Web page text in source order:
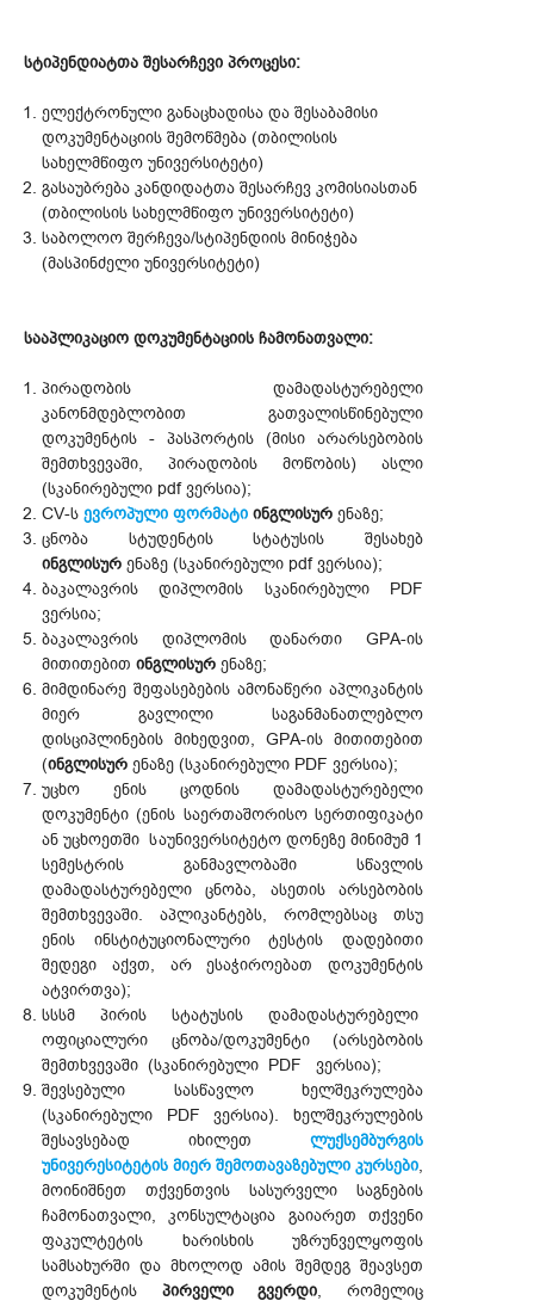
სტიპენდიატთა შესარჩევი პროცესი:
ელექტრონული განაცხადისა და შესაბამისი
დოკუმენტაციის შემოწმება (თბილისის
სახელმწიფო უნივერსიტეტი)
გასაუბრება კანდიდატთა შესარჩევ კომისიასთან
(თბილისის სახელმწიფო უნივერსიტეტი)
საბოლოო შერჩევა/სტიპენდიის მინიჭება
(მასპინძელი უნივერსიტეტი)
სააპლიკაციო დოკუმენტაციის ჩამონათვალი:
პირადობის დამადასტურებელი
კანონმდებლობით გათვალისწინებული
დოკუმენტის - პასპორტის (მისი არარსებობის
შემთხვევაში, პირადობის მოწობის) ასლი
(სკანირებული pdf ვერსია);
CV-ს ევროპული ფორმატი ინგლისურ ენაზე;
ცნობა სტუდენტის სტატუსის შესახებ
ინგლისურ ენაზე (სკანირებული pdf ვერსია);
ბაკალავრის დიპლომის სკანირებული PDF
ვერსია;
ბაკალავრის დიპლომის დანართი GPA-ის
მითითებით ინგლისურ ენაზე;
მიმდინარე შეფასებების ამონაწერი აპლიკანტის
მიერ გავლილი საგანმანათლებლო
დისციპლინების მიხედვით, GPA-ის მითითებით
(ინგლისურ ენაზე (სკანირებული PDF ვერსია);
უცხო ენის ცოდნის დამადასტურებელი
დოკუმენტი (ენის საერთაშორისო სერთიფიკატი
ან უცხოეთში საუნივერსიტეტო დონეზე მინიმუმ 1
სემესტრის განმავლობაში სწავლის
დამადასტურებელი ცნობა, ასეთის არსებობის
შემთხვევაში. აპლიკანტებს, რომლებსაც თსუ
ენის ინსტიტუციონალური ტესტის დადებითი
შედეგი აქვთ, არ ესაჭიროებათ დოკუმენტის
ატვირთვა);
სსსმ პირის სტატუსის დამადასტურებელი
ოფიციალური ცნობა/დოკუმენტი (არსებობის
შემთხვევაში (სკანირებული PDF ვერსია);
შევსებული სასწავლო ხელშეკრულება
(სკანირებული PDF ვერსია). ხელშეკრულების
შესავსებად იხილეთ ლუქსემბურგის
უნივერესიტეტის მიერ შემოთავაზებული კურსები,
მოინიშნეთ თქვენთვის სასურველი საგნების
ჩამონათვალი, კონსულტაცია გაიარეთ თქვენი
ფაკულტეტის ხარისხის უზრუნველყოფის
სამსახურში და მხოლოდ ამის შემდეგ შეავსეთ
დოკუმენტის პირველი გვერდი, რომელიც